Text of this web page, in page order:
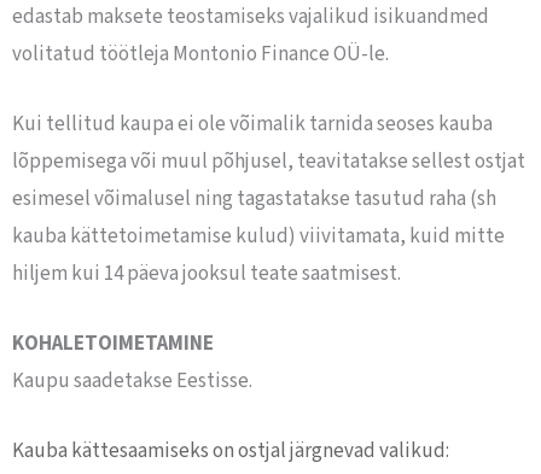
edastab maksete teostamiseks vajalikud isikuandmed
volitatud töötleja Montonio Finance OÜ-le.
Kui tellitud kaupa ei ole võimalik tarnida seoses kauba
lõppemisega või muul põhjusel, teavitatakse sellest ostjat
esimesel võimalusel ning tagastatakse tasutud raha (sh
kauba kättetoimetamise kulud) viivitamata, kuid mitte
hiljem kui 14 päeva jooksul teate saatmisest.
KOHALETOIMETAMINE
Kaupu saadetakse Eestisse.
Kauba kättesaamiseks on ostjal järgnevad valikud: